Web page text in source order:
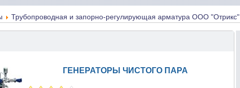
Трубопроводная и запорно-регулирующая арматура ООО "Отрикс"
ГЕНЕРАТОРЫ ЧИСТОГО ПАРА